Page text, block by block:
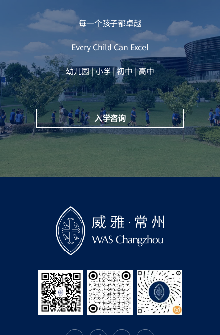
每一个孩子都卓越
Every Child Can Excel
幼儿园 | 小学 | 初中 | 高中
入学咨询